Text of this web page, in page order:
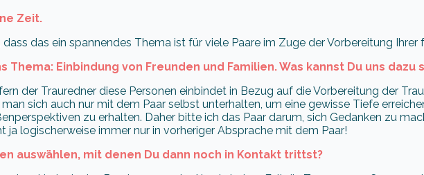
Zeit.
das ein spannendes Thema ist für viele Paare im Zuge der Vorbereitung Ihrer
Thema: Einbindung von Freunden und Familien. Was kannst Du uns dazu
der Trauredner diese Personen einbindet in Bezug auf die Vorbereitung der
sich auch nur mit dem Paar selbst unterhalten, um eine gewisse Tiefe
zu erhalten. Daher bitte ich das Paar darum, sich Gedanken zu
ja logischerweise immer nur in vorheriger Absprache mit dem Paar!
auswählen, mit denen Du dann noch in Kontakt trittst?